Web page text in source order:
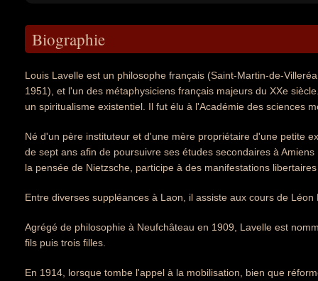
Biographie
Louis Lavelle est un philosophe français (Saint-Martin-de-
1951), et l'un des métaphysiciens français majeurs du XXe
un spiritualisme existentiel. Il fut élu à l'Académie des sciences
Né d'un père instituteur et d'une mère propriétaire d'une petite
de sept ans afin de poursuivre ses études secondaires à
la pensée de Nietzsche, participe à des manifestations
Entre diverses suppléances à Laon, il assiste aux cours de
Agrégé de philosophie à Neufchâteau en 1909, Lavelle est
fils puis trois filles.
En 1914, lorsque tombe l'appel à la mobilisation, bien que